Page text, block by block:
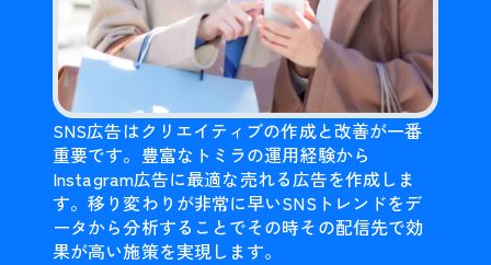
SNS広告はクリエイティブの作成と改善が一番
重要です。豊富なトミラの運用経験から
Instagram広告に最適な売れる広告を作成しま
す。移り変わりが非常に早いSNSトレンドをデ
ータから分析することでその時その配信先で効
果が高い施策を実現します。